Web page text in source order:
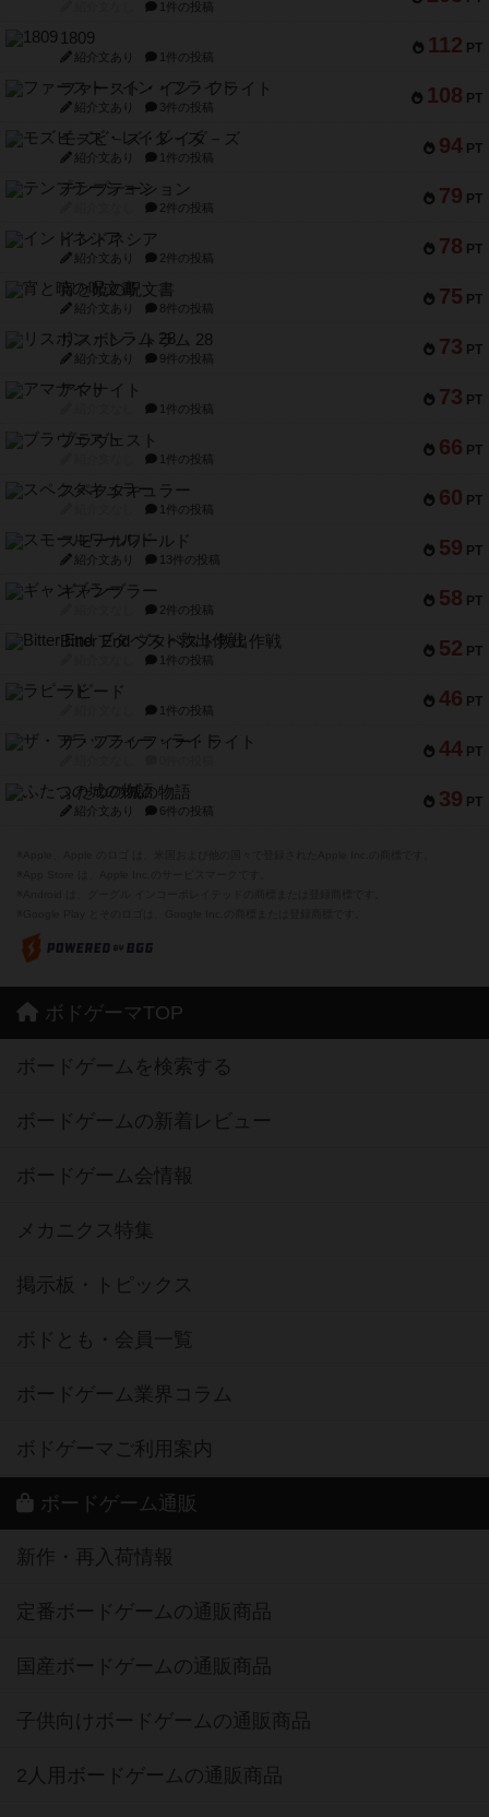
1件の投稿
112 PT
1809
紹介文あり 1件の投稿
108 PT
ファースト・イン・フライト
紹介文あり 3件の投稿
94 PT
モズビ－ズ・レイダ－ズ
紹介文あり 1件の投稿
79 PT
テンプテーション
2件の投稿
78 PT
インドネシア
紹介文あり 2件の投稿
75 PT
宵と暁の呪文書
紹介文あり 8件の投稿
73 PT
リスボン・トラム 28
紹介文あり 9件の投稿
73 PT
アマナイト
1件の投稿
66 PT
ブラヴェスト
1件の投稿
60 PT
スペクタキュラー
1件の投稿
59 PT
スモールワールド
紹介文あり 13件の投稿
58 PT
ギャンブラー
2件の投稿
52 PT
Bitter End ブタペスト救出作戦
1件の投稿
46 PT
ラピード
1件の投稿
44 PT
ザ・フラッフィー・ライト
39 PT
ふたつの城の物語
紹介文あり 6件の投稿
ボドゲーマTOP
ボードゲームを検索する
ボードゲームの新着レビュー
ボードゲーム会情報
メカニクス特集
掲示板・トピックス
ボドとも・会員一覧
ボードゲーム業界コラム
ボドゲーマご利用案内
ボードゲーム通販
新作・再入荷情報
定番ボードゲームの通販商品
国産ボードゲームの通販商品
子供向けボードゲームの通販商品
2人用ボードゲームの通販商品